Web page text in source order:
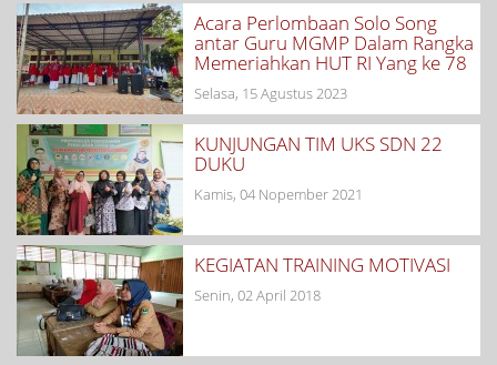
Acara Perlombaan Solo Song
antar Guru MGMP Dalam Rangka
Memeriahkan HUT RI Yang ke 78
Selasa, 15 Agustus 2023
KUNJUNGAN TIM UKS SDN 22
DUKU
Kamis, 04 Nopember 2021
KEGIATAN TRAINING MOTIVASI
Senin, 02 April 2018